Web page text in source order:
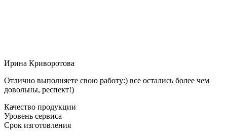
Ирина Криворотова
Отлично выполняете свою работу:) все остались более чем
довольны, респект!)
Качество продукции
Уровень сервиса
Срок изготовления